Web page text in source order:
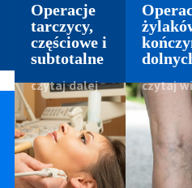
Operacje
tarczycy,
częściowe i
subtotalne
czytaj dalej czytaj